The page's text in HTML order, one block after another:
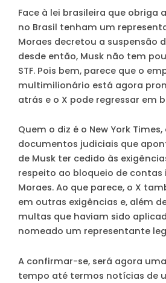
Face à lei brasileira que obriga
no Brasil tenham um
Moraes decretou a suspensão
desde então, Musk não tem
STF. Pois bem, parece que o
multimilionário está agora
atrás e o X pode regressar em
Quem o diz é o New York
documentos judiciais que
de Musk ter cedido às
respeito ao bloqueio de contas
Moraes. Ao que parece, o X
em outras exigências e, além
multas que haviam sido
nomeado um representante
A confirmar-se, será agora
tempo até termos notícias de